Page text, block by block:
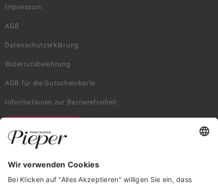
Impressum
AGB
Datenschutzerklärung
Widerrufsbelehrung
AGB für die Gutscheinkarte
Informationen zur Barrierefreiheit